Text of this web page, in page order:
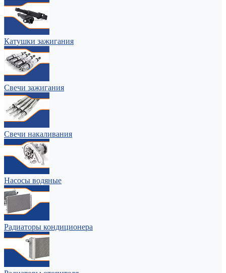
Катушки зажигания
Свечи зажигания
Свечи накаливания
Насосы водяные
Радиаторы кондиционера